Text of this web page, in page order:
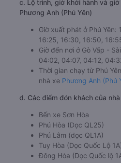
c. Lộ trình, giờ khởi hành và
Phương Anh (Phú Yên)
Giờ xuất phát ở Phú Yên:
16:25, 16:30, 16:50,
Giờ đến nơi ở Gò Vấp -
04:02, 04:07, 04:12,
Thời gian chạy từ Phú
nhà xe Phương Anh (Phú
d. Các điểm đón khách của
Bến xe Sơn Hòa
Phú Hòa (Dọc QL25)
Phú Lâm (dọc QL1A)
Tuy Hòa (Dọc Quốc Lộ
Đông Hòa (Dọc Quốc lộ